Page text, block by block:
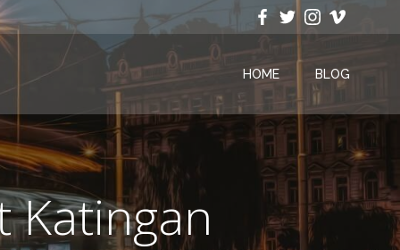
HOME BLOG
Katingan